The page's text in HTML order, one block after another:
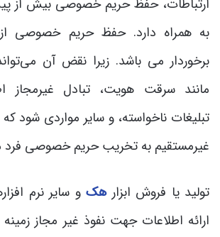
ارتباطات، حفظ حریم خصوصی بیش از
به همراه دارد. حفظ حریم خصوصی
برخوردار می باشد. زیرا نقض آن
مانند سرقت هویت، تبادل غیرمجاز
تبلیغات ناخواسته، و سایر مواردی شود
غیرمستقیم به تخریب حریم خصوصی
تولید یا فروش ابزارهکو سایر نرم
ارائه اطلاعات جهت نفوذ غیر مجاز زمینه